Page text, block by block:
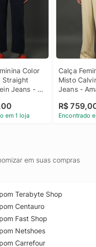
Color
Straight
Jeans -
Straight
em 1 loja
Calça
Misto
Jeans -
Feminina
Calvin
R$
Encontrado
em suas compras
Terabyte Shop
Centauro
Fast Shop
Netshoes
Carrefour